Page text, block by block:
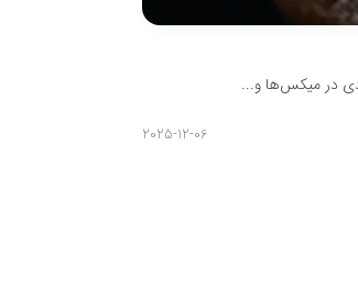
در میکس‌ها و...
2025-12-06